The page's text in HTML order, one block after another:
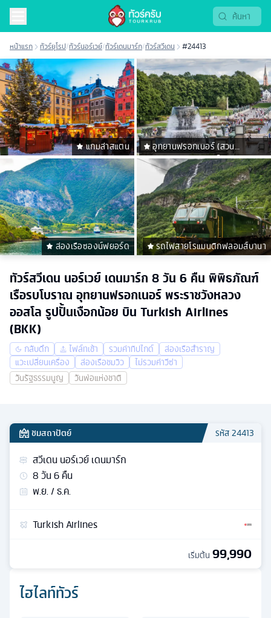
หน้าแรก ทัวร์ยุโรป/ทัวร์นอร์เวย์/ทัวร์เดนมาร์ก/ทัวร์สวีเดน #24413
แกมล่าสแตน
อุทยานฟรอกเนอร์ (สวน
ประติมากรรมวิกแลนด์)
ล่องเรือซองน์ฟยอร์ด รถไฟสายโรแมนติกฟลอมส์บานา
ทัวร์สวีเดน นอร์เวย์ เดนมาร์ก 8 วัน 6 คืน พิพิธภัณฑ์
เรือรบโบราณ อุทยานฟรอกเนอร์ พระราชวังหลวง
ออสโล รูปปั้นเงือกน้อย บิน Turkish Airlines
(BKK)
กลับดึก ไฟล์ทเช้า รวมค่าทิปไกด์
ล่องเรือสำราญ
แวะเปลี่ยนเครื่อง
ล่องเรือชมวิว
ไม่รวมค่าวีซ่า
วันรัฐธรรมนูญ
วันพ่อแห่งชาติ
ไฮไลท์ทัวร์
ชมสถาปัตย์ รหัส24413
สวีเดน นอร์เวย์ เดนมาร์ก
8วัน6คืน
พ.ย. / ธ.ค.
Turkish Airlines
เริ่มต้น 99,990